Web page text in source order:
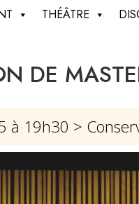
THÉÂTRE
DE
à 19h30 >